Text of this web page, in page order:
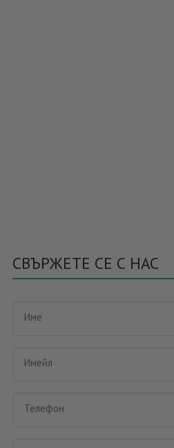
СВЪРЖЕТЕ СЕ С НАС
Име
Имейл
Телефон